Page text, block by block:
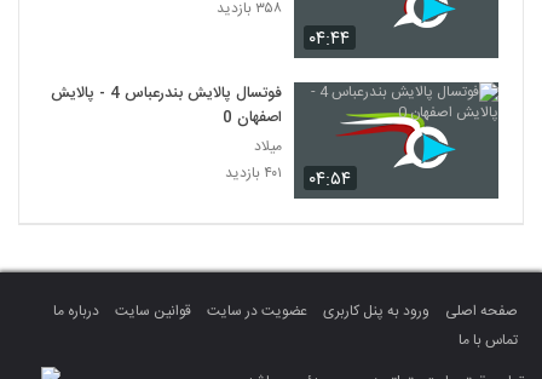
۰۴:۴۴
۳۵۸ بازدید
۰۴:۵۴
فوتسال پالایش بندرعباس 4 - پالایش
اصفهان 0
میلاد
۴۰۱ بازدید
صفحه اصلی ورود به پنل کاربری عضویت در سایت قوانین سایت
درباره ما
تماس با ما